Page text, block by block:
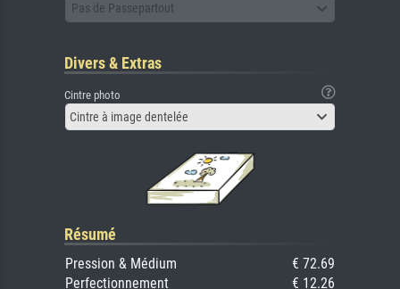
Pas de Passepartout
Divers & Extras
Cintre photo
Cintre à image dentelée
Résumé
Pression & Médium
€ 72.69
Perfectionnement
€ 12.26